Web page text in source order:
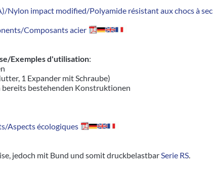
Nylon impact modified/Polyamide résistant aux chocs à sec
Composants acier
Exemples d'utilisation:
1 Expander mit Schraube)
bestehenden Konstruktionen
Aspects écologiques
jedoch mit Bund und somit druckbelastbarSerie RS.